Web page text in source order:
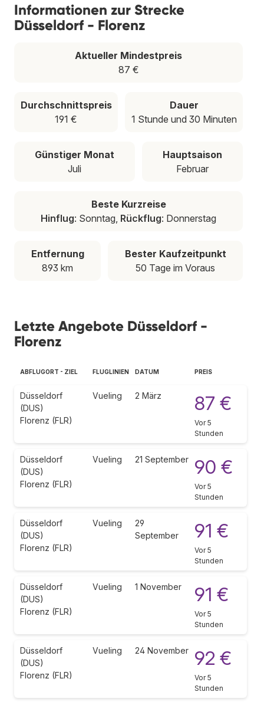
Informationen zur Strecke
Düsseldorf - Florenz
Aktueller Mindestpreis
87 €
Durchschnittspreis
191 €
Dauer
1 Stunde und 30 Minuten
Günstiger Monat
Juli
Hauptsaison
Februar
Beste Kurzreise
Hinflug: Sonntag, Rückflug: Donnerstag
Entfernung
893 km
Bester Kaufzeitpunkt
50 Tage im Voraus
Letzte Angebote Düsseldorf -
Florenz
ABFLUGORT - ZIEL FLUGLINIEN DATUM PREIS
Düsseldorf
(DUS)
Florenz (FLR)
Vueling 2 März 87 €
Vor 5
Stunden
Düsseldorf
(DUS)
Florenz (FLR)
Vueling 21 September 90 €
Vor 5
Stunden
Düsseldorf
(DUS)
Florenz (FLR)
Vueling
29
September
91 €
Vor 5
Stunden
Düsseldorf
(DUS)
Florenz (FLR)
Vueling 1 November 91 €
Vor 5
Stunden
Düsseldorf
(DUS)
Florenz (FLR)
Vueling 24 November 92 €
Vor 5
Stunden